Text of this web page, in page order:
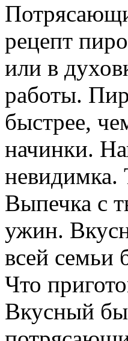
рецепт
или в
работы.
быстрее,
начинки.
невидимка.
Выпечка с
ужин.
всей семьи
Что
Вкусный